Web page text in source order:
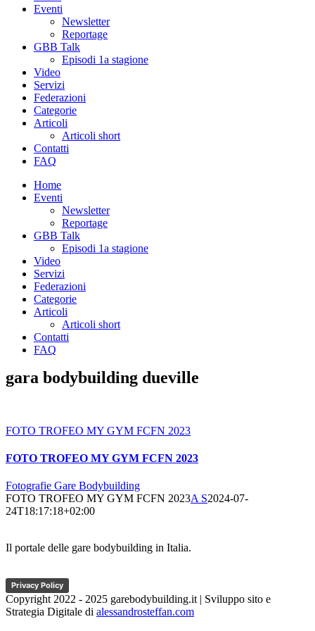
Eventi
Newsletter
Reportage
GBB Talk
Episodi 1a stagione
Video
Servizi
Federazioni
Categorie
Articoli
Articoli short
Contatti
FAQ
Home
Eventi
Newsletter
Reportage
GBB Talk
Episodi 1a stagione
Video
Servizi
Federazioni
Categorie
Articoli
Articoli short
Contatti
FAQ
gara bodybuilding dueville
FOTO TROFEO MY GYM FCFN 2023
FOTO TROFEO MY GYM FCFN 2023
Fotografie Gare Bodybuilding
FOTO TROFEO MY GYM FCFN 2023A S2024-07-
24T18:17:18+02:00
Il portale delle gare bodybuilding in Italia.
Privacy Policy
Copyright 2022 - 2025 garebodybuilding.it | Sviluppo sito e
Strategia Digitale di alessandrosteffan.com